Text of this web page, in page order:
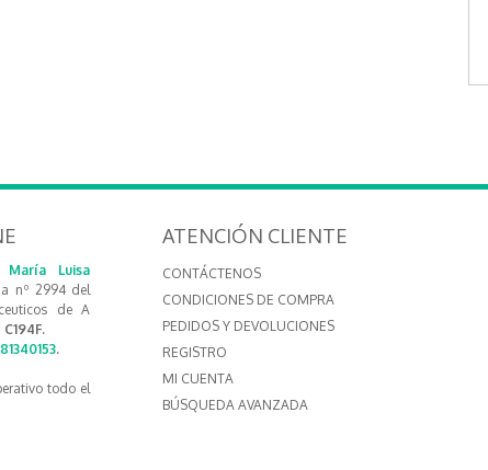
María Luisa
nº 2994 del
de A
C194F.
.
todo el
ATENCIÓN CLIENTE
CONTÁCTENOS
CONDICIONES DE COMPRA
PEDIDOS Y DEVOLUCIONES
REGISTRO
MI CUENTA
BÚSQUEDA AVANZADA